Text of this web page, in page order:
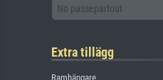
No passepartout
Extra tillägg
Ramhängare